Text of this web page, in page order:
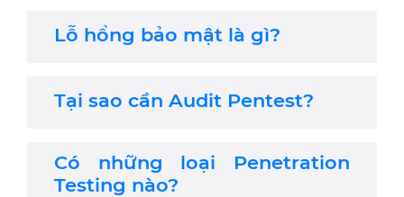
Lỗ hổng bảo mật là gì?
Tại sao cần Audit Pentest?
Có những loại Penetration
Testing nào?